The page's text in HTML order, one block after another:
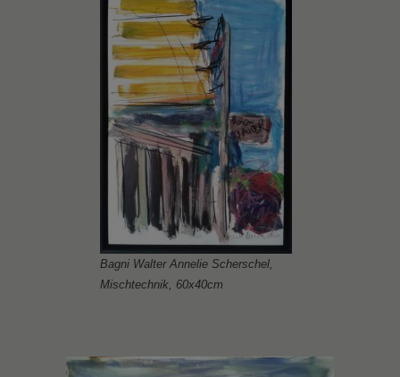
Bagni Walter Annelie Scherschel,
Mischtechnik, 60x40cm